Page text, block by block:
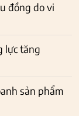
đồng do vi
lực tăng
sản phẩm